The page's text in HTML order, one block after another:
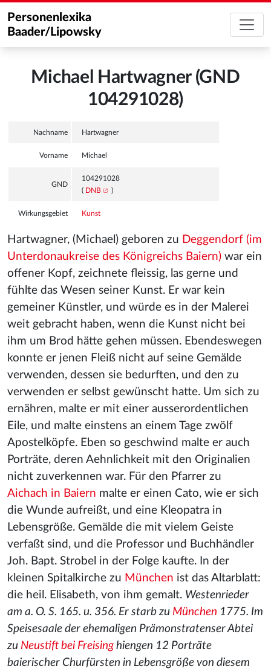
Personenlexika
Baader/Lipowsky
Michael Hartwagner (GND
104291028)
Nachname Hartwagner
Vorname Michael
GND
104291028
( DNB )
Wirkungsgebiet Kunst
Hartwagner, (Michael) geboren zu Deggendorf (im
Unterdonaukreise des Königreichs Baiern) war ein
offener Kopf, zeichnete fleissig, las gerne und
fühlte das Wesen seiner Kunst. Er war kein
gemeiner Künstler, und würde es in der Malerei
weit gebracht haben, wenn die Kunst nicht bei
ihm um Brod hätte gehen müssen. Ebendeswegen
konnte er jenen Fleiß nicht auf seine Gemälde
verwenden, dessen sie bedurften, und den zu
verwenden er selbst gewünscht hatte. Um sich zu
ernähren, malte er mit einer ausserordentlichen
Eile, und malte einstens an einem Tage zwölf
Apostelköpfe. Eben so geschwind malte er auch
Porträte, deren Aehnlichkeit mit den Originalien
nicht zuverkennen war. Für den Pfarrer zu
Aichach in Baiern malte er einen Cato, wie er sich
die Wunde aufreißt, und eine Kleopatra in
Lebensgröße. Gemälde die mit vielem Geiste
verfaßt sind, und die Professor und Buchhändler
Joh. Bapt. Strobel in der Folge kaufte. In der
kleinen Spitalkirche zu München ist das Altarblatt:
die heil. Elisabeth, von ihm gemalt. Westenrieder
am a. O. S. 165. u. 356. Er starb zu München 1775. Im
Speisesaale der ehemaligen Prämonstratenser Abtei
zu Neustift bei Freisinghiengen 12 Porträte
baierischer Churfürsten in Lebensgröße von diesem